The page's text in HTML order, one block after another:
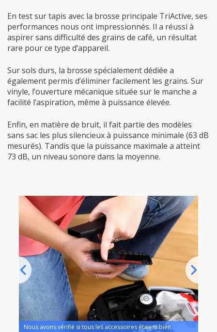
En test sur tapis avec la brosse principale TriActive, ses
performances nous ont impressionnés. Il a réussi à
aspirer sans difficulté des grains de café, un résultat
rare pour ce type d’appareil.
Sur sols durs, la brosse spécialement dédiée a
également permis d’éliminer facilement les grains. Sur
vinyle, l’ouverture mécanique située sur le manche a
facilité l’aspiration, même à puissance élevée.
Enfin, en matière de bruit, il fait partie des modèles
sans sac les plus silencieux à puissance minimale (63 dB
mesurés). Tandis que la puissance maximale a atteint
73 dB, un niveau sonore dans la moyenne.
Nous avons vérifié si tous les accessoires étaient bien